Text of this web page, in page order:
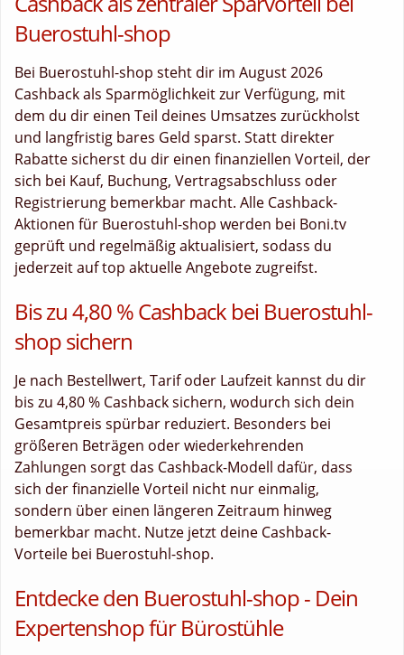
Buerostuhl-shop
Bei Buerostuhl-shop steht dir im August 2026
Cashback als Sparmöglichkeit zur Verfügung, mit
dem du dir einen Teil deines Umsatzes zurückholst
und langfristig bares Geld sparst. Statt direkter
Rabatte sicherst du dir einen finanziellen Vorteil, der
sich bei Kauf, Buchung, Vertragsabschluss oder
Registrierung bemerkbar macht. Alle Cashback-
Aktionen für Buerostuhl-shop werden bei Boni.tv
geprüft und regelmäßig aktualisiert, sodass du
jederzeit auf top aktuelle Angebote zugreifst.
Bis zu 4,80 % Cashback bei Buerostuhl-
shop sichern
Je nach Bestellwert, Tarif oder Laufzeit kannst du dir
bis zu 4,80 % Cashback sichern, wodurch sich dein
Gesamtpreis spürbar reduziert. Besonders bei
größeren Beträgen oder wiederkehrenden
Zahlungen sorgt das Cashback-Modell dafür, dass
sich der finanzielle Vorteil nicht nur einmalig,
sondern über einen längeren Zeitraum hinweg
bemerkbar macht. Nutze jetzt deine Cashback-
Vorteile bei Buerostuhl-shop.
Entdecke den Buerostuhl-shop - Dein
Expertenshop für Bürostühle